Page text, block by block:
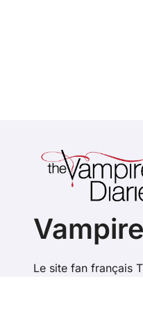
Le site fan français